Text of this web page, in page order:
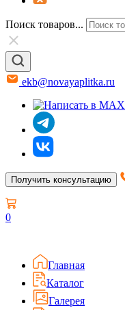
Поиск товаров...
ekb@novayaplitka.ru
Получить консультацию
0
Главная
Каталог
Галерея